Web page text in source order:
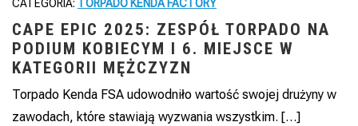
CATEGORIA: TORPADO KENDA FACTORY
CAPE EPIC 2025: ZESPÓŁ TORPADO NA
PODIUM KOBIECYM I 6. MIEJSCE W
KATEGORII MĘŻCZYZN
Torpado Kenda FSA udowodniło wartość swojej drużyny w
zawodach, które stawiają wyzwania wszystkim. […]